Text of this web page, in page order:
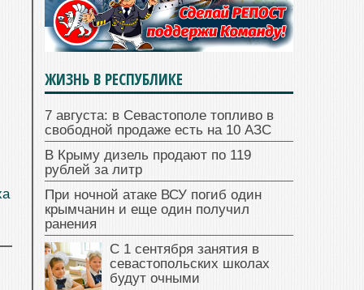
ЖИЗНЬ В РЕСПУБЛИКЕ
7 августа: в Севастополе топливо в
свободной продаже есть на 10 АЗС
В Крыму дизель продают по 119
рублей за литр
При ночной атаке ВСУ погиб один
крымчанин и еще один получил
ранения
С 1 сентября занятия в
севастопольских школах
будут очными